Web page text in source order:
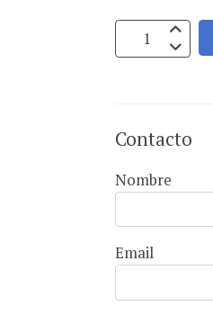
Contacto
Nombre
Email